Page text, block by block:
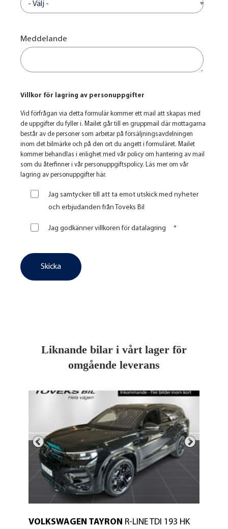
Meddelande
Villkor för lagring av personuppgifter
Vid förfrågan via detta formulär kommer ett mail att skapas med
de uppgifter du fyller i. Mailet går till en gruppmail där mottagarna
består av de personer som arbetar på försäljningsavdelningen
inom det bilmärke och på den ort du angett i formuläret. Mailet
kommer behandlas i enlighet med vår policy om hantering av mail
som du återfinner i vår personuppgiftspolicy. Läs mer om vår
lagring av personuppgifter här.
Jag samtycker till att ta emot utskick med nyheter
och erbjudanden från Toveks Bil
Jag godkänner villkoren för datalagring *
Liknande bilar i vårt lager för
omgående leverans
VOLKSWAGEN TAYRON R-LINE TDI 193 HK